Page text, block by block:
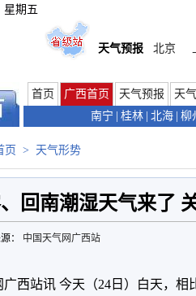
星期五
天气预报 北京
首页 广西首页 天气预报
天
南宁
桂林 北海 柳
页 > 天气形势
回南潮湿天气来了
： 中国天气网广西站
广西站讯 今天（24日）白天，